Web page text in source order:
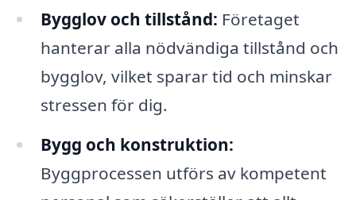
Bygglov och tillstånd: Företaget
hanterar alla nödvändiga tillstånd och
bygglov, vilket sparar tid och minskar
stressen för dig.
Bygg och konstruktion:
Byggprocessen utförs av kompetent